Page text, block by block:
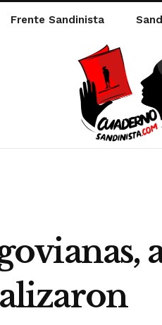
Frente Sandinista